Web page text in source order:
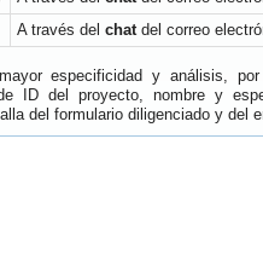
A través del chatdel correo
especificidad y análisis,
ID del proyecto, nombre y
del formulario diligenciado y del